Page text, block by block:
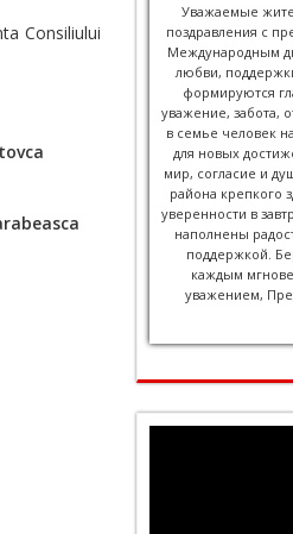
Consiliului
Уважаемые
поздравления с
Международным
любви,
формируются
уважение, забота,
в семье человек
для новых
мир, согласие и
района крепкого
уверенности в
наполнены
поддержкой.
каждым
уважением,